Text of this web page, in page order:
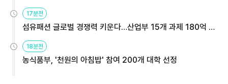
용해야
17분전
섬유패션 글로벌 경쟁력 키운다…산업부 15개 과제 180억 지
원
18분전
농식품부, '천원의 아침밥' 참여 200개 대학 선정